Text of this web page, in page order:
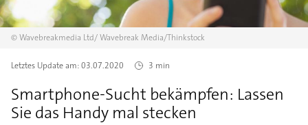
©Wavebreakmedia Ltd/Wavebreak Media/Thinkstock
Letztes Update am:03.07.2020 3 min
Smartphone-Sucht bekämpfen: Lassen
Sie das Handy mal stecken